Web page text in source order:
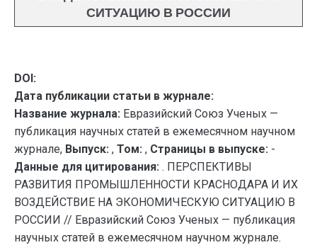
СИТУАЦИЮ В РОССИИ
DOI:
Дата публикации статьи в журнале:
Название журнала: Евразийский Союз Ученых —
публикация научных статей в ежемесячном научном
журнале, Выпуск: , Том: , Страницы в выпуске: -
Данные для цитирования: . ПЕРСПЕКТИВЫ
РАЗВИТИЯ ПРОМЫШЛЕННОСТИ КРАСНОДАРА И ИХ
ВОЗДЕЙСТВИЕ НА ЭКОНОМИЧЕСКУЮ СИТУАЦИЮ В
РОССИИ // Евразийский Союз Ученых — публикация
научных статей в ежемесячном научном журнале.